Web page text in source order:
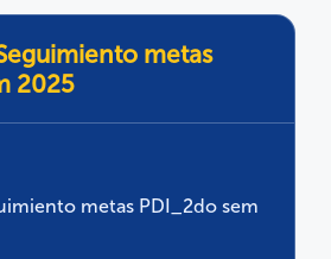
metas
2025
metas PDI_2do sem